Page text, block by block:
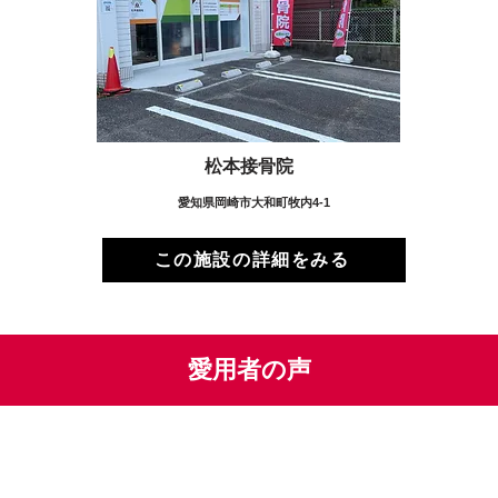
松本接骨院
愛知県岡崎市大和町牧内4-1
この施設の詳細をみる
愛用者の声